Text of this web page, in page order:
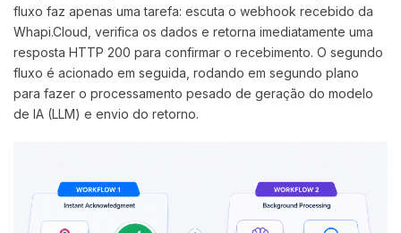
fluxo faz apenas uma tarefa: escuta o webhook recebido da
Whapi.Cloud, verifica os dados e retorna imediatamente uma
resposta HTTP 200 para confirmar o recebimento. O segundo
fluxo é acionado em seguida, rodando em segundo plano
para fazer o processamento pesado de geração do modelo
de IA (LLM) e envio do retorno.